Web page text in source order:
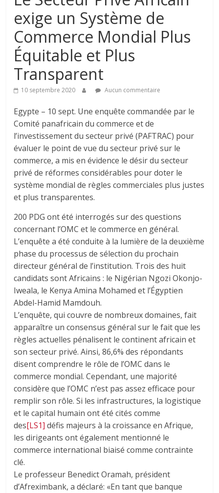
exige un Système de
Commerce Mondial Plus
Équitable et Plus
Transparent
10 septembre 2020 Aucun commentaire
Egypte – 10 sept. Une enquête commandée par le
Comité panafricain du commerce et de
l’investissement du secteur privé (PAFTRAC) pour
évaluer le point de vue du secteur privé sur le
commerce, a mis en évidence le désir du secteur
privé de réformes considérables pour doter le
système mondial de règles commerciales plus justes
et plus transparentes.
200 PDG ont été interrogés sur des questions
concernant l’OMC et le commerce en général.
L’enquête a été conduite à la lumière de la deuxième
phase du processus de sélection du prochain
directeur général de l’institution. Trois des huit
candidats sont Africains : le Nigérian Ngozi Okonjo-
Iweala, le Kenya Amina Mohamed et l’Égyptien
Abdel-Hamid Mamdouh.
L’enquête, qui couvre de nombreux domaines, fait
apparaître un consensus général sur le fait que les
règles actuelles pénalisent le continent africain et
son secteur privé. Ainsi, 86,6% des répondants
disent comprendre le rôle de l’OMC dans le
commerce mondial. Cependant, une majorité
considère que l’OMC n’est pas assez efficace pour
remplir son rôle. Si les infrastructures, la logistique
et le capital humain ont été cités comme
des[LS1] défis majeurs à la croissance en Afrique,
les dirigeants ont également mentionné le
commerce international biaisé comme contrainte
clé.
Le professeur Benedict Oramah, président
d’Afreximbank, a déclaré: «En tant que banque